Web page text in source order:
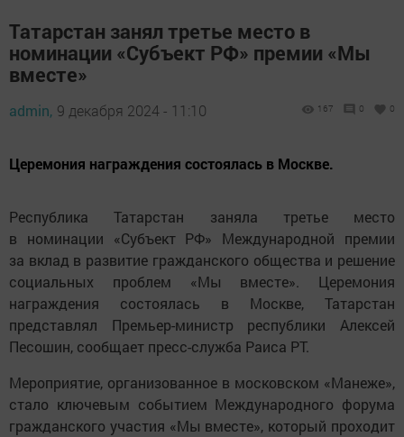
Татарстан занял третье место в
номинации «Субъект РФ» премии «Мы
вместе»
admin, 9 декабря 2024 - 11:10 167 0 0
Церемония награждения состоялась в Москве.
Республика Татарстан заняла третье место
в номинации «Субъект РФ» Международной премии
за вклад в развитие гражданского общества и решение
социальных проблем «Мы вместе». Церемония
награждения состоялась в Москве, Татарстан
представлял Премьер-министр республики Алексей
Песошин, сообщает пресс-служба Раиса РТ.
Мероприятие, организованное в московском «Манеже»,
стало ключевым событием Международного форума
гражданского участия «Мы вместе», который проходит